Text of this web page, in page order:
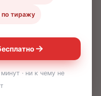
проведёт
и без навязанной
по тиражу
минут · ни к чему не